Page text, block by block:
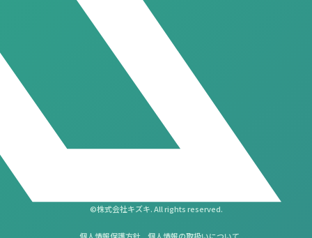
©株式会社キズキ. All rights reserved.